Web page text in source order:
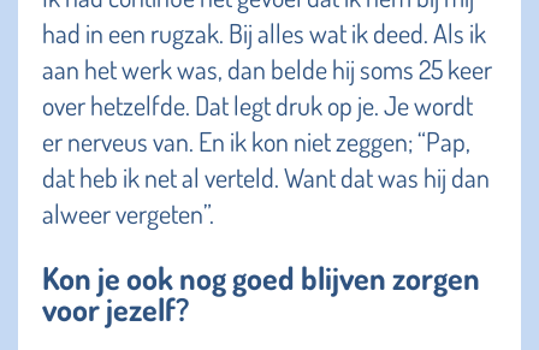
had in een rugzak. Bij alles wat ik deed. Als ik
aan het werk was, dan belde hij soms 25 keer
over hetzelfde. Dat legt druk op je. Je wordt
er nerveus van. En ik kon niet zeggen; “Pap,
dat heb ik net al verteld. Want dat was hij dan
alweer vergeten”.
Kon je ook nog goed blijven zorgen
voor jezelf?